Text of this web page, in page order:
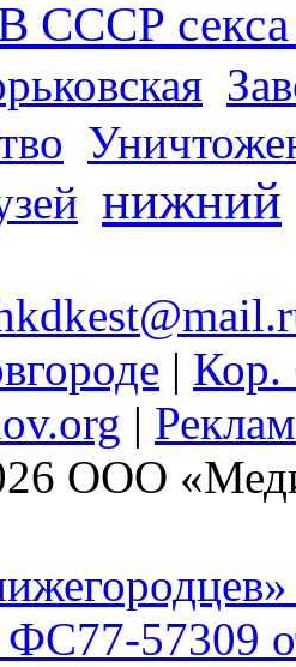
СССР секса
нижний
| Кор.
|
ООО
57309